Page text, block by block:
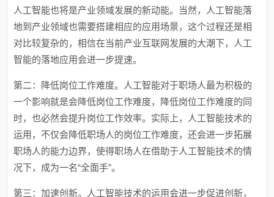
人工智能也将是产业领域发展的新动能。当然，人工智能落
地到产业领域也需要搭建相应的应用场景，这个过程还是相
对比较复杂的，相信在当前产业互联网发展的大潮下，人工
智能的落地应用会进一步提速。
第二：降低岗位工作难度。人工智能对于职场人最为积极的
一个影响就是会降低岗位工作难度，降低岗位工作难度的同
时，也必然会提升岗位工作效率。实际上，人工智能技术的
运用，不仅会降低职场人的岗位工作难度，还会进一步拓展
职场人的能力边界，使得职场人在借助于人工智能技术的情
况下，成为一名“全面手”。
第三：加速创新。人工智能技术的运用会进一步促进创新，